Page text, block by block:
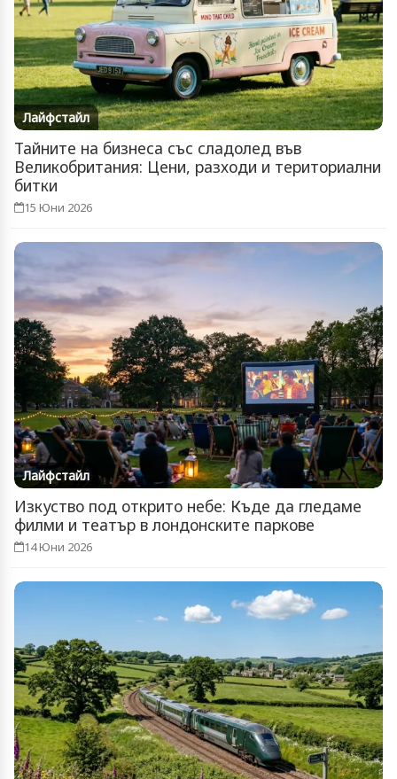
Лайфстайл
Тайните на бизнеса със сладолед във
Великобритания: Цени, разходи и териториални
битки
15 Юни 2026
Лайфстайл
Изкуство под открито небе: Къде да гледаме
филми и театър в лондонските паркове
14 Юни 2026